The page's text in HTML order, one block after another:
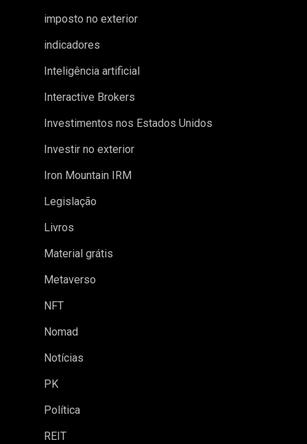
imposto no exterior
indicadores
Inteligência artificial
Interactive Brokers
Investimentos nos Estados Unidos
Investir no exterior
Iron Mountain IRM
Legislação
Livros
Material grátis
Metaverso
NFT
Nomad
Notícias
PK
Política
REIT